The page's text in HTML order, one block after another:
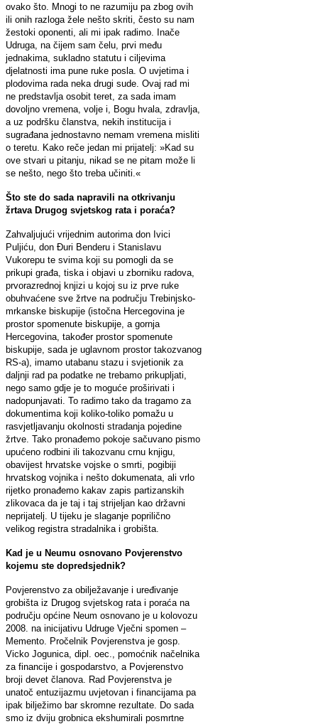
ovako što. Mnogi to ne razumiju pa zbog ovih
ili onih razloga žele nešto skriti, često su nam
žestoki oponenti, ali mi ipak radimo. Inače
Udruga, na čijem sam čelu, prvi među
jednakima, sukladno statutu i ciljevima
djelatnosti ima pune ruke posla. O uvjetima i
plodovima rada neka drugi sude. Ovaj rad mi
ne predstavlja osobit teret, za sada imam
dovoljno vremena, volje i, Bogu hvala, zdravlja,
a uz podršku članstva, nekih institucija i
sugrađana jednostavno nemam vremena misliti
o teretu. Kako reče jedan mi prijatelj: »Kad su
ove stvari u pitanju, nikad se ne pitam može li
se nešto, nego što treba učiniti.«
Što ste do sada napravili na otkrivanju
žrtava Drugog svjetskog rata i poraća?
Zahvaljujući vrijednim autorima don Ivici
Puljiću, don Đuri Benderu i Stanislavu
Vukorepu te svima koji su pomogli da se
prikupi građa, tiska i objavi u zborniku radova,
prvorazrednoj knjizi u kojoj su iz prve ruke
obuhvaćene sve žrtve na području Trebinjsko-
mrkanske biskupije (istočna Hercegovina je
prostor spomenute biskupije, a gornja
Hercegovina, također prostor spomenute
biskupije, sada je uglavnom prostor takozvanog
RS-a), imamo utabanu stazu i svjetionik za
daljnji rad pa podatke ne trebamo prikupljati,
nego samo gdje je to moguće proširivati i
nadopunjavati. To radimo tako da tragamo za
dokumentima koji koliko-toliko pomažu u
rasvjetljavanju okolnosti stradanja pojedine
žrtve. Tako pronađemo pokoje sačuvano pismo
upućeno rodbini ili takozvanu crnu knjigu,
obavijest hrvatske vojske o smrti, pogibiji
hrvatskog vojnika i nešto dokumenata, ali vrlo
rijetko pronađemo kakav zapis partizanskih
zlikovaca da je taj i taj strijeljan kao državni
neprijatelj. U tijeku je slaganje poprilično
velikog registra stradalnika i grobišta.
Kad je u Neumu osnovano Povjerenstvo
kojemu ste dopredsjednik?
Povjerenstvo za obilježavanje i uređivanje
grobišta iz Drugog svjetskog rata i poraća na
području općine Neum osnovano je u kolovozu
2008. na inicijativu Udruge Vječni spomen –
Memento. Pročelnik Povjerenstva je gosp.
Vicko Jogunica, dipl. oec., pomoćnik načelnika
za financije i gospodarstvo, a Povjerenstvo
broji devet članova. Rad Povjerenstva je
unatoč entuzijazmu uvjetovan i financijama pa
ipak bilježimo bar skromne rezultate. Do sada
smo iz dviju grobnica ekshumirali posmrtne